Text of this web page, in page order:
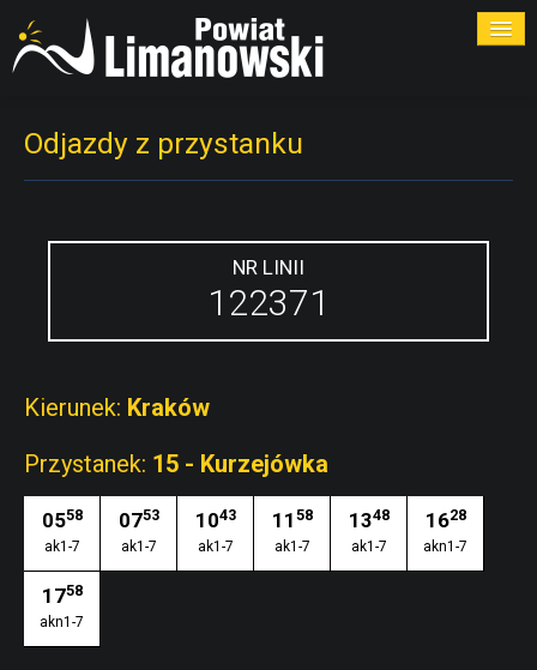
PRZYSTANKI
PRZEWOŹNICY
Odjazdy z przystanku
NR LINII
122371
Kierunek: Kraków
Przystanek: 15 - Kurzejówka
0558
ak1-7
0753
ak1-7
1043
ak1-7
11 58
ak1-7
1348
ak1-7
1628
akn1-7
1758
akn1-7